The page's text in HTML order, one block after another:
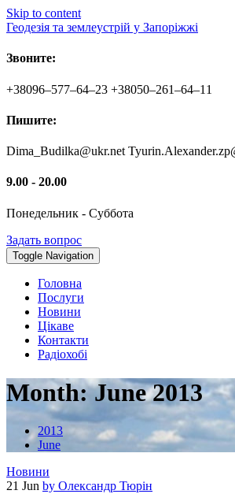
Skip to content
Геодезія та землеустрій у Запоріжжі
Звоните:
+38096–577–64–23 +38050–261–64–11
Пишите:
Dima_Budilka@ukr.net
9.00 - 20.00
Понедельник - Суббота
Задать вопрос
Toggle Navigation
Головна
Послуги
Новини
Цікаве
Контакти
Радіохобі
Month:June 2013
2013
June
Новини
21 Jun by Олександр Тюрін